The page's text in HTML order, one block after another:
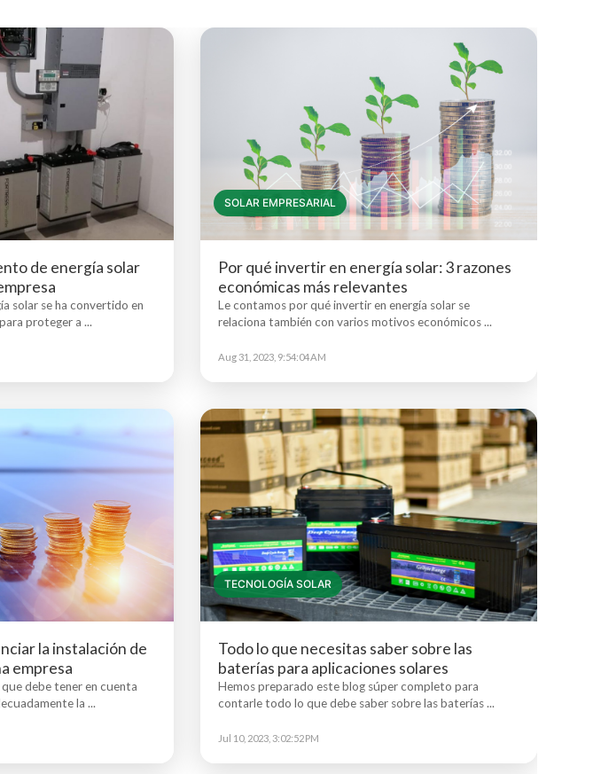
de energía solar
solar se ha convertido en
proteger a ...
SOLAR EMPRESARIAL
Por qué invertir en energía solar: 3 razones
económicas más relevantes
Le contamos por qué invertir en energía solar se
relaciona también con varios motivos económicos ...
Aug 31, 2023, 9:54:04 AM
la instalación de
empresa
debe tener en cuenta
la ...
TECNOLOGÍA SOLAR
Todo lo que necesitas saber sobre las
baterías para aplicaciones solares
Hemos preparado este blog súper completo para
contarle todo lo que debe saber sobre las baterías ...
Jul 10, 2023, 3:02:52 PM